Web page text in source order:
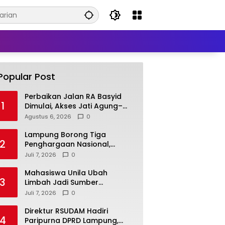
Post
1
Perbaikan Jalan RA Basyid
Dimulai, Akses Jati Agung–
Bandar Lampung Makin
Agustus 6, 2026 0
2
Lampung Borong Tiga
Penghargaan Nasional,
Perkuat Posisi sebagai
Syariah
Juli 7, 2026 0
3
Mahasiswa Unila Ubah
Limbah Jadi Sumber
Pendapatan, Inovasi Desa
Nasional
Juli 7, 2026 0
4
Direktur RSUDAM Hadiri
Paripurna DPRD Lampung,